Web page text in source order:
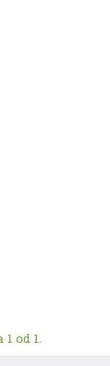
od 1.